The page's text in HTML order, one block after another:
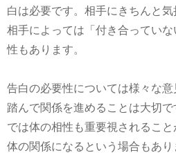
白は必要です。相手にきちんと気
相手によっては「付き合ってい
性もあります。
告白の必要性については様々な
踏んで関係を進めることは大切
では体の相性も重要視されるこ
体の関係になるという場合もあり